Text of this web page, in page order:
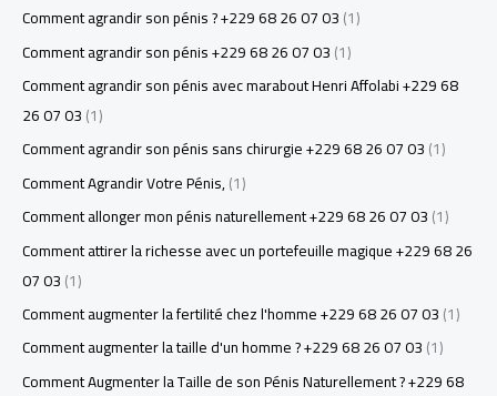
Comment agrandir son pénis ? +229 68 26 07 03(1)
Comment agrandir son pénis +229 68 26 07 03(1)
Comment agrandir son pénis avec marabout Henri Affolabi +229 68
26 07 03(1)
Comment agrandir son pénis sans chirurgie +229 68 26 07 03(1)
Comment Agrandir Votre Pénis,(1)
Comment allonger mon pénis naturellement +229 68 26 07 03(1)
Comment attirer la richesse avec un portefeuille magique +229 68 26
07 03(1)
Comment augmenter la fertilité chez l'homme +229 68 26 07 03(1)
Comment augmenter la taille d'un homme ? +229 68 26 07 03(1)
Comment Augmenter la Taille de son Pénis Naturellement ? +229 68